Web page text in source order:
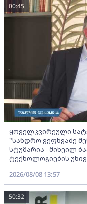
ყოველკვირეული
"სანდრო ვეფხვაძე
სტუმარია - მიხეილ
ტექნოლოგიების
00:45
2026/08/08 13:57
50:32